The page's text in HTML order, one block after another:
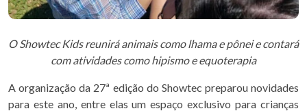
O Showtec Kids reunirá animais como lhama e pôneie contará
com atividades como hipismo e equoterapia
A organização da 27ª edição do Showtec preparou novidades
para este ano, entre elas um espaço exclusivo para crianças